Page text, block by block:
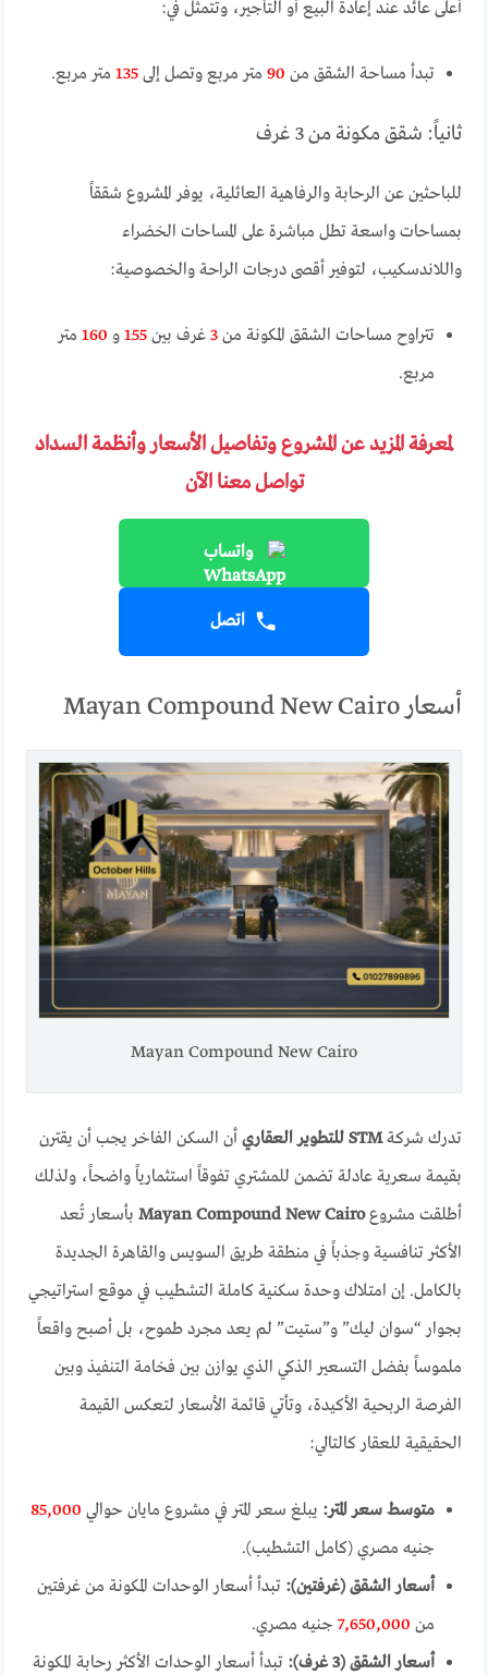
أعلى عائد عند إعادة البيع أو التأجير، وتتمثل في:
تبدأ مساحة الشقق من 90 متر مربع وتصل إلى135 متر مربع.
ثانياً: شقق مكونة من 3 غرف
للباحثين عن الرحابة والرفاهية العائلية، يوفر المشروع شققاً
بمساحات واسعة تطل مباشرة على المساحات الخضراء
واللاندسكيب، لتوفير أقصى درجات الراحة والخصوصية:
تتراوح مساحات الشقق المكونة من3 غرف بين155 و 160 متر
مربع.
لمعرفة المزيد عن المشروع وتفاصيل الأسعار وأنظمة السداد
تواصل معنا الآن
واتساب
اتصل
أسعار Mayan Compound New Cairo
Mayan Compound New Cairo
تدرك شركةSTM للتطوير العقاري
أن السكن الفاخر يجب أن يقترن
بقيمة سعرية عادلة تضمن للمشتري تفوقاً استثمارياً واضحاً، ولذلك
أطلقت مشروعMayan Compound New Cairo بأسعار تُعد
الأكثر تنافسية وجذباً في منطقة طريق السويس والقاهرة الجديدة
بالكامل. إن امتلاك وحدة سكنية كاملة التشطيب في موقع استراتيجي
بجوار “سوان ليك” و”ستيت” لم يعد مجرد طموح، بل أصبح واقعاً
ملموساً بفضل التسعير الذكي الذي يوازن بين فخامة التنفيذ وبين
الفرصة الربحية الأكيدة، وتأتي قائمة الأسعار لتعكس القيمة
الحقيقية للعقار كالتالي:
متوسط سعر المتر: يبلغ سعر المتر في مشروع مايان حوالي 85,000
جنيه مصري (كامل التشطيب).
أسعار الشقق (غرفتين): تبدأ أسعار الوحدات المكونة من غرفتين
من 7,650,000 جنيه مصري.
أسعار الشقق (3 غرف):
تبدأ أسعار الوحدات الأكثر رحابة المكونة